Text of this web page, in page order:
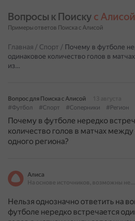
Вопросы к Поиску с Алисой
Примеры ответов Поиска с Алисой
Главная / Спорт / Почему в футболе
одинаковое количество голов в
из…
Вопрос для Поиска с Алисой
13 августа
#Футбол
#Спорт #Соперники #Регион
Почему в футболе нередко
количество голов в матчах
одного региона?
Алиса
На основе источников, возможны неточности
Нельзя однозначно ответить на
футболе нередко встречается